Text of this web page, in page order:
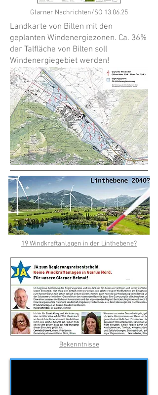
Glarner Nachrichten/SO 13.06.25
Landkarte von Bilten mit den
geplanten Windenergiezonen. Ca. 36%
der Talfläche von Bilten soll
Windenergiegebiet werden!
19 Windkraftanlagen in der Linthebene?
Bekenntnisse